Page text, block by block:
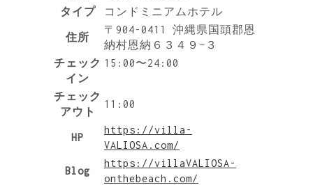
タイプ
コンドミニアムホテル
住所
〒904-0411 沖縄県国頭郡恩
納村恩納６３４９−３
チェック
イン
15:00〜24:00
チェック
アウト
11:00
HP
https://villa-
VALIOSA.com/
Blog
https://villaVALIOSA-
onthebeach.com/